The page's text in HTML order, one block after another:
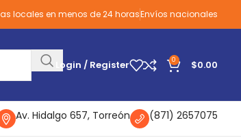
locales en menos de 24 horasEnvíos nacionales
Login / Register 0 $0.00
Av. Hidalgo 657, Torreón (871) 2657075